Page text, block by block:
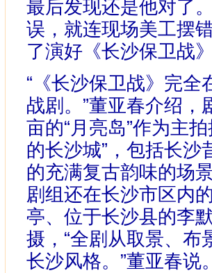
最后发现还是他对了
误，就连现场美工摆
了演好《长沙保卫战
“《长沙保卫战》完全
战剧。”董亚春介绍
亩的“月亮岛”作为主
的长沙城”，包括长
的充满复古韵味的场
剧组还在长沙市区内
亭、位于长沙县的李
摄，“全剧从取景、
长沙风格。”董亚春说。